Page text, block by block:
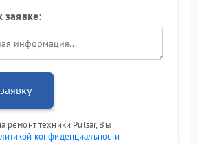
ремонт техники Pulsar, Вы
конфиденциальности